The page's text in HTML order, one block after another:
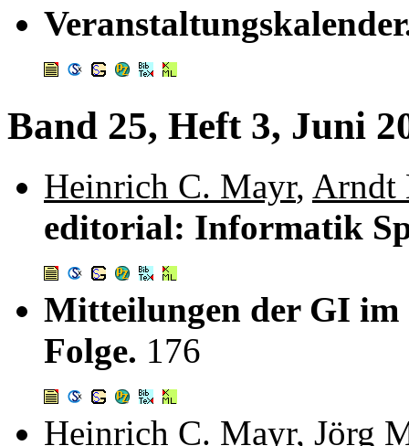
Band 25, Heft 3, Juni
Heinrich C. Mayr, Arndt
editorial: Informatik
Mitteilungen der GI
Folge. 176
Heinrich C. Mayr, Jörg